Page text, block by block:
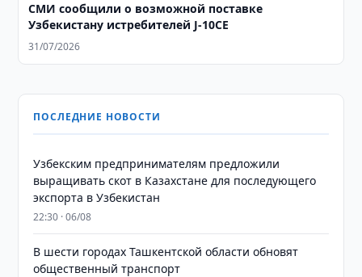
СМИ сообщили о возможной поставке
Узбекистану истребителей J-10CE
31/07/2026
ПОСЛЕДНИЕ НОВОСТИ
Узбекским предпринимателям предложили
выращивать скот в Казахстане для последующего
экспорта в Узбекистан
22:30 · 06/08
В шести городах Ташкентской области обновят
общественный транспорт